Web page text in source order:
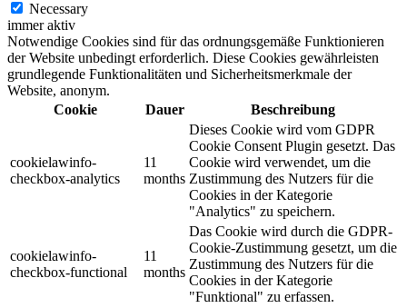
Necessary
immer aktiv
Notwendige Cookies sind für das ordnungsgemäße Funktionieren
der Website unbedingt erforderlich. Diese Cookies gewährleisten
grundlegende Funktionalitäten und Sicherheitsmerkmale der
Website, anonym.
Cookie
Dauer Beschreibung
cookielawinfo-
checkbox-analytics
11
months
Dieses Cookie wird vom GDPR
Cookie Consent Plugin gesetzt. Das
Cookie wird verwendet, um die
Zustimmung des Nutzers für die
Cookies in der Kategorie
"Analytics" zu speichern.
cookielawinfo-
checkbox-functional
11
months
Das Cookie wird durch die GDPR-
Cookie-Zustimmung gesetzt, um die
Zustimmung des Nutzers für die
Cookies in der Kategorie
"Funktional" zu erfassen.